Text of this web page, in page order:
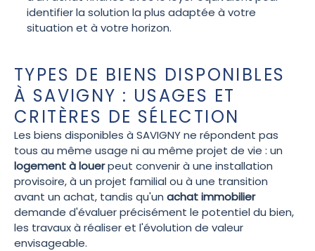
identifier la solution la plus adaptée à votre
situation et à votre horizon.
TYPES DE BIENS DISPONIBLES
À SAVIGNY : USAGES ET
CRITÈRES DE SÉLECTION
Les biens disponibles à SAVIGNY ne répondent pas
tous au même usage ni au même projet de vie : un
logement à louerpeut convenir à une installation
provisoire, à un projet familial ou à une transition
avant un achat, tandis qu'un achat immobilier
demande d'évaluer précisément le potentiel du bien,
les travaux à réaliser et l'évolution de valeur
envisageable.